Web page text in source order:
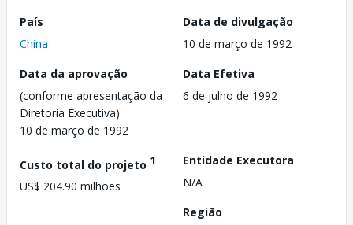
País
China
Data de divulgação
10 de março de 1992
Data da aprovação
(conforme apresentação da
Diretoria Executiva)
10 de março de 1992
Data Efetiva
6 de julho de 1992
Custo total do projeto 1
US$ 204.90 milhões
Entidade Executora
N/A
Região